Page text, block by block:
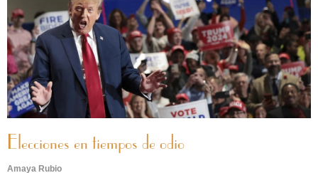
Elecciones en tiempos de odio
Amaya Rubio